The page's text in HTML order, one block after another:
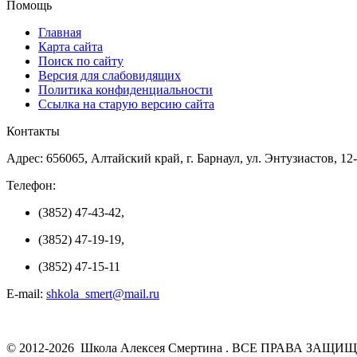
Помощь
Главная
Карта сайта
Поиск по сайту
Версия для слабовидящих
Политика конфиденциальности
Ссылка на старую версию сайта
Контакты
Адрес: 656065, Алтайский край, г. Барнаул, ул. Энтузиастов,
Телефон:
(3852) 47-43-42,
(3852) 47-19-19,
(3852) 47-15-11
E-mail: shkola_smert@mail.ru
© 2012-2026 Школа Алексея Смертина . ВСЕ ПРАВА